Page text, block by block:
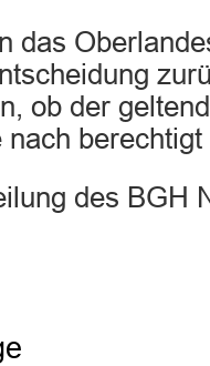
das
ob der
berechtigt
des BGH